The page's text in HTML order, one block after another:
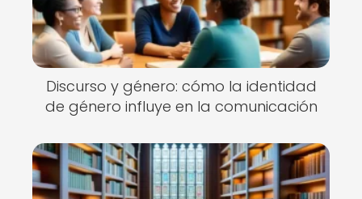
Discurso y género: cómo la identidad
de género influye en la comunicación